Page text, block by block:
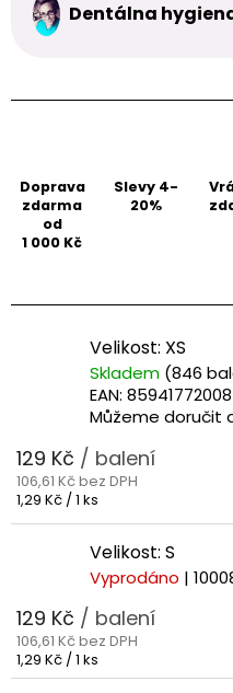
Dentálna
Doprava
zdarma
od
1 000 Kč
Slevy 4-
20%
Velikost: XS
Skladem (846
EAN:
Můžeme doručit
129 Kč / balení
106,61 Kč bez DPH
Měrná
1,29 Kč / 1 ks
Velikost: S
Vyprodáno |
129 Kč / balení
106,61 Kč bez DPH
Měrná
cena:
1,29 Kč / 1 ks